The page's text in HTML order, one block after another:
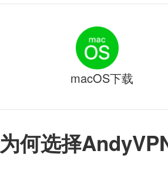
为何选择
macOS下载